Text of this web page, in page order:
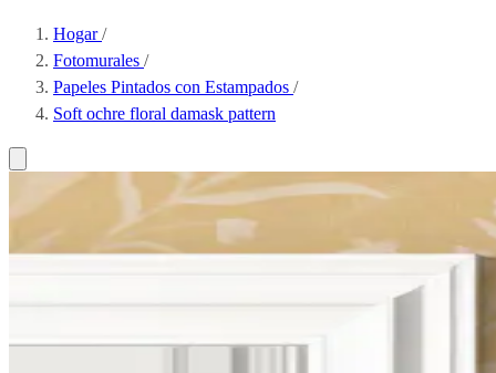
Hogar/
Fotomurales /
Papeles Pintados con Estampados /
Soft ochre floral damask pattern